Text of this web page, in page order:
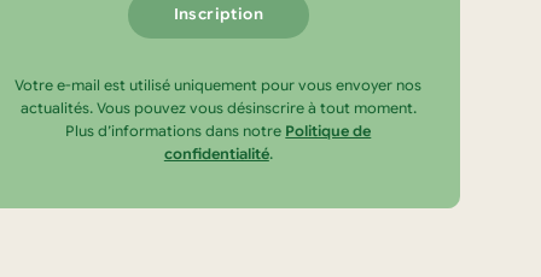
Votre e-mail est utilisé uniquement pour vous envoyer nos
actualités. Vous pouvez vous désinscrire à tout moment.
Plus d’informations dans notre Politique de
confidentialité.